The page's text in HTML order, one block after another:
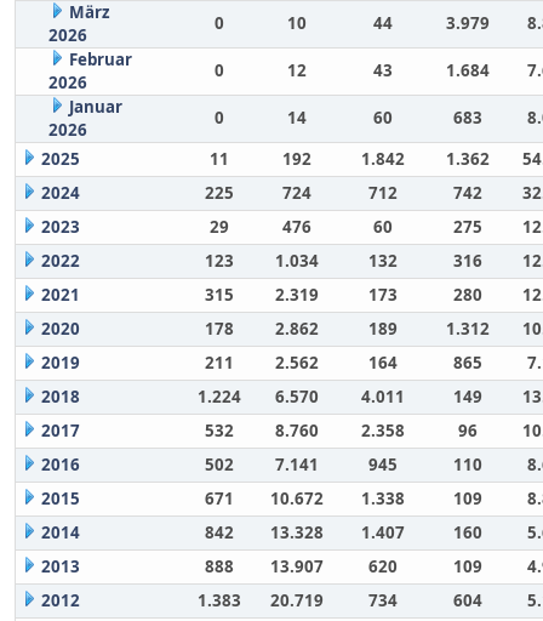
März
2026
0 10 44 3.979
Februar
2026
0 12 43 1.684
Januar
2026
0 14 60 683
2025
11 192 1.842 1.362
2024
225 724 712 742
2023
29 476 60 275
2022
123 1.034 132 316
2021
315 2.319 173 280
2020
178 2.862 189 1.312
2019
211 2.562 164 865
2018
1.224 6.570 4.011 149
2017
532 8.760 2.358 96
2016
502 7.141 945 110
2015
671 10.672 1.338 109
2014
842 13.328 1.407 160
2013
888 13.907 620 109
2012
1.383 20.719 734 604